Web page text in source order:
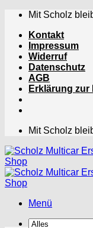
Zum
springen
Mit Scholz
Kontakt
Impressum
Widerruf
Datenschutz
AGB
Erklärung zur
Mit Scholz
Menü